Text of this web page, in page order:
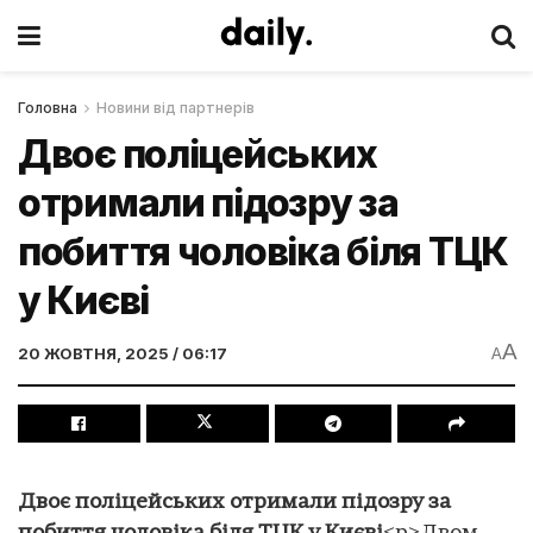
Головна Новини від партнерів
Двоє поліцейських
отримали підозру за
побиття чоловіка біля ТЦК
у Києві
20 ЖОВТНЯ, 2025 / 06:17 AA
Двоє поліцейських отримали підозру за